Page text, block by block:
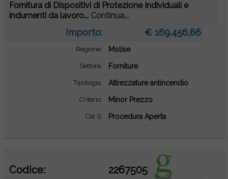
Fornitura di Dispositivi di Protezione Individuali e
indumenti da lavoro... Continua...
Importo: € 169.456,86
Regione: Molise
Settore: Forniture
Tipologia: Attrezzature antincendio
Criterio: Minor Prezzo
Cat S: Procedura Aperta
Codice: 2267505